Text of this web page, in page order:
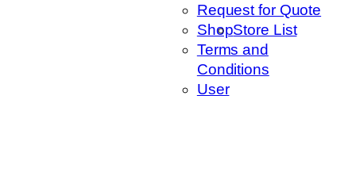
Request for Quote
ShopStore List
Terms and
Conditions
User